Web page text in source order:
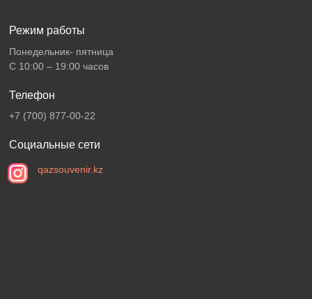
Режим работы
Понедельник- пятница
С 10:00 – 19:00 часов
Телефон
+7 (700) 877-00-22
Социальные сети
qazsouvenir.kz